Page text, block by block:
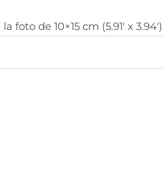
foto de 10×15 cm (5.91′ x